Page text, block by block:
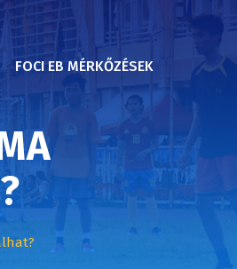
FOCI EB MÉRKŐZÉSEK